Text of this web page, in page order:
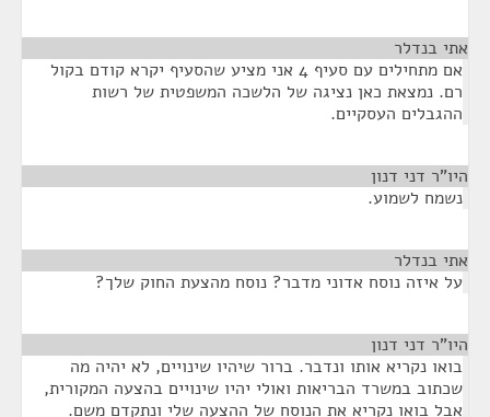
אתי בנדלר
אם מתחילים עם סעיף 4 אני מציע שהסעיף יקרא קודם בקול
רם. נמצאת כאן נציגה של הלשכה המשפטית של רשות
ההגבלים העסקיים.
היו"ר דני דנון
נשמח לשמוע.
אתי בנדלר
על איזה נוסח אדוני מדבר? נוסח מהצעת החוק שלך?
היו"ר דני דנון
בואו נקריא אותו ונדבר. ברור שיהיו שינויים, לא יהיה מה
שכתוב במשרד הבריאות ואולי יהיו שינויים בהצעה המקורית,
אבל בואו נקריא את הנוסח של ההצעה שלי ונתקדם משם.